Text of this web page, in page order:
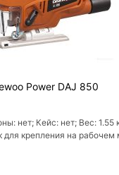
Power DAJ 850
нет; Кейс: нет; Вес: 1.55
для крепления на рабочем